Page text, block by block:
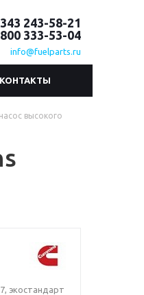
243-58-21
333-53-04
info@fuelparts.ru
КОНТАКТЫ
высокого
экостандарт